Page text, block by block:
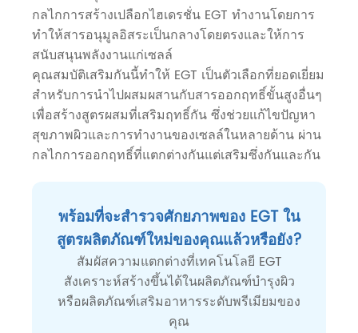
กลไกการสร้างเปลือกไฮเดรชั่น EGT ทำงานโดยการ
ทำให้สารอนุมูลอิสระเป็นกลางโดยตรงและให้การ
สนับสนุนพลังงานแก่เซลล์
คุณสมบัติเสริมกันนี้ทำให้ EGT เป็นตัวเลือกที่ยอดเยี่ยม
สำหรับการนำไปผสมผสานกับสารออกฤทธิ์ขั้นสูงอื่นๆ
เพื่อสร้างสูตรผสมที่เสริมฤทธิ์กัน ซึ่งช่วยแก้ไขปัญหา
สุขภาพผิวและการทำงานของเซลล์ในหลายด้าน ผ่าน
กลไกการออกฤทธิ์ที่แตกต่างกันแต่เสริมซึ่งกันและกัน
พร้อมที่จะสำรวจศักยภาพของ EGT ใน
สูตรผลิตภัณฑ์ใหม่ของคุณแล้วหรือยัง?
สัมผัสความแตกต่างที่เทคโนโลยี EGT
สังเคราะห์สร้างขึ้นได้ในผลิตภัณฑ์บำรุงผิว
หรือผลิตภัณฑ์เสริมอาหารระดับพรีเมียมของ
คุณ